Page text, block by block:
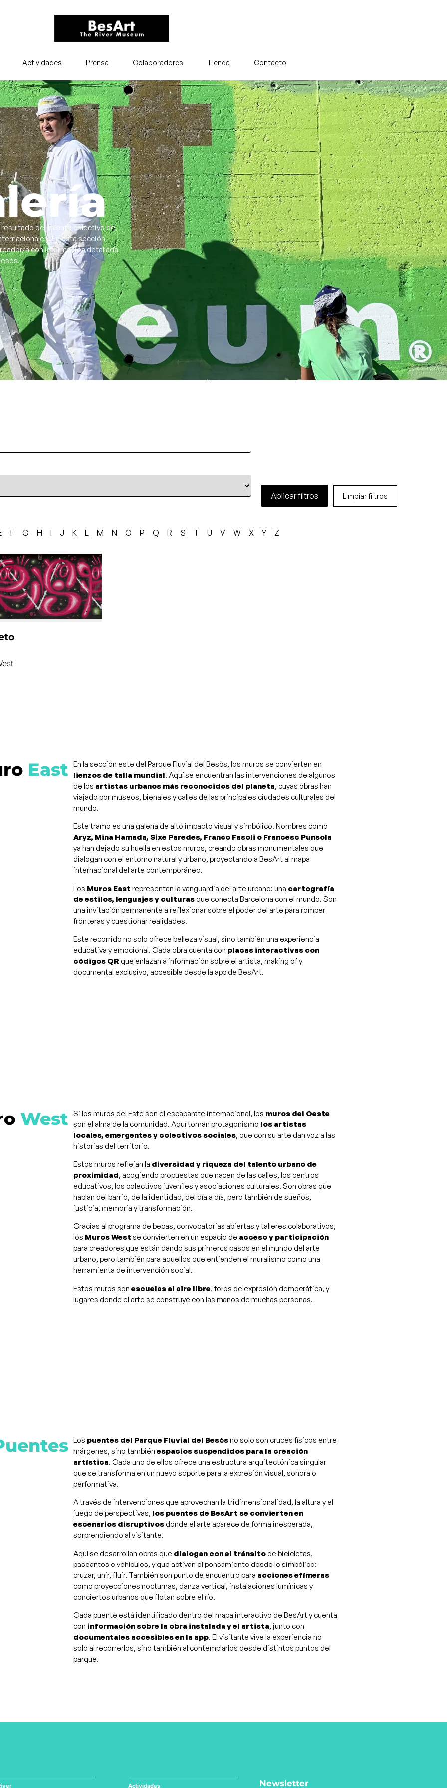
Actividades Prensa Colaboradores Tienda Contacto
del talento colectivo de
En esta sección
a con información detallada
Aplicar filtros Limpiar filtros
F G H I J K L M N O P Q R S T U V W X Y Z
En la sección este del Parque Fluvial del Besòs, los muros se convierten en
lienzos de talla mundial. Aquí se encuentran las intervenciones de algunos
de los artistas urbanos más reconocidos del planeta, cuyas obras han
viajado por museos, bienales y calles de las principales ciudades culturales del
mundo.
Este tramo es una galería de alto impacto visual y simbólico. Nombres como
Aryz, Mina Hamada, Sixe Paredes, Franco Fasoli o Francesc Punsola
ya han dejado su huella en estos muros, creando obras monumentales que
dialogan con el entorno natural y urbano, proyectando a BesArt al mapa
internacional del arte contemporáneo​.
Los Muros East representan la vanguardia del arte urbano: una cartografía
de estilos, lenguajes y culturas que conecta Barcelona con el mundo. Son
una invitación permanente a reflexionar sobre el poder del arte para romper
fronteras y cuestionar realidades.
Este recorrido no solo ofrece belleza visual, sino también una experiencia
educativa y emocional. Cada obra cuenta con placas interactivas con
códigos QR que enlazan a información sobre el artista, making of y
documental exclusivo, accesible desde la app de BesArt.
East
Si los muros del Este son el escaparate internacional, los muros del Oeste
son el alma de la comunidad. Aquí toman protagonismo los artistas
locales, emergentes y colectivos sociales, que con su arte dan voz a las
historias del territorio.
Estos muros reflejan la diversidad y riqueza del talento urbano de
proximidad, acogiendo propuestas que nacen de las calles, los centros
educativos, los colectivos juveniles y asociaciones culturales. Son obras que
hablan del barrio, de la identidad, del día a día, pero también de sueños,
justicia, memoria y transformación.
Gracias al programa de becas, convocatorias abiertas y talleres colaborativos,
los Muros West se convierten en un espacio de acceso y participación
para creadores que están dando sus primeros pasos en el mundo del arte
urbano, pero también para aquellos que entienden el muralismo como una
herramienta de intervención social.
Estos muros son escuelas al aire libre, foros de expresión democrática, y
lugares donde el arte se construye con las manos de muchas personas.
West
Los puentes del Parque Fluvial del Besòsno solo son cruces físicos entre
márgenes, sino también espacios suspendidos para la creación
artística. Cada uno de ellos ofrece una estructura arquitectónica singular
que se transforma en un nuevo soporte para la expresión visual, sonora o
performativa.
A través de intervenciones que aprovechan la tridimensionalidad, la altura y el
juego de perspectivas, los puentes de BesArt se convierten en
escenarios disruptivos donde el arte aparece de forma inesperada,
sorprendiendo al visitante.
Aquí se desarrollan obras que dialogan con el tránsito de bicicletas,
paseantes o vehículos, y que activan el pensamiento desde lo simbólico:
cruzar, unir, fluir. También son punto de encuentro para acciones efímeras
como proyecciones nocturnas, danza vertical, instalaciones lumínicas y
conciertos urbanos que flotan sobre el río.
Cada puente está identificado dentro del mapa interactivo de BesArt y cuenta
con información sobre la obra instalada y el artista, junto con
documentales accesibles en la app. El visitante vive la experiencia no
solo al recorrerlos, sino también al contemplarlos desde distintos puntos del
parque.
Actividades Newsletter